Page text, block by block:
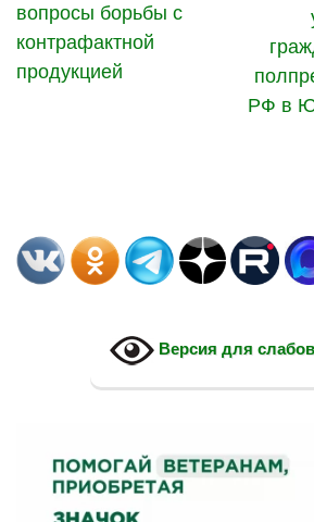
вопросы борьбы с
контрафактной
продукцией
РФ в
Версия для